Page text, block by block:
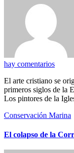
hay comentarios
El arte cristiano se originó en las catacumbas romanas durante los
primeros siglos de la
Los pintores de la
Conservación Marina
El colapso de la